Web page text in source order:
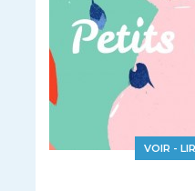
VOIR -